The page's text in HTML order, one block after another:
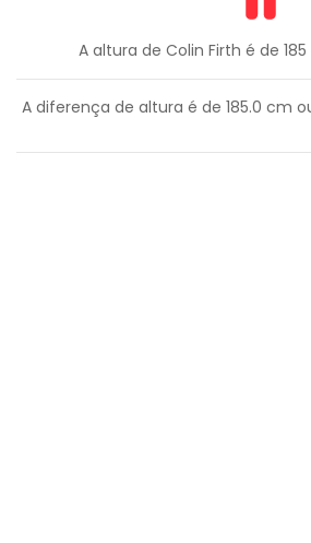
A altura de Colin Firth é de
A diferença de altura é de 185.0 cm